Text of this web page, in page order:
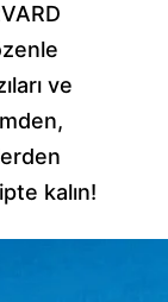
ve
kalın!